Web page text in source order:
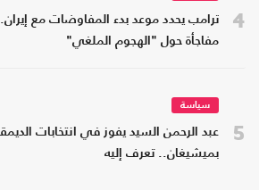
4
ترامب يحدد موعد بدء المفاوضات مع
مفاجأة حول "الهجوم الملغي"
5
سياسة
عبد الرحمن السيد يفوز في انتخابات
بميشيغان.. تعرف إليه